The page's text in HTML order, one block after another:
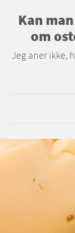
Kan
om
Jeg aner ikke,